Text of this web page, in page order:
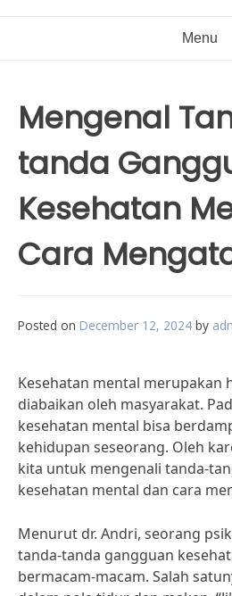
Menu
Mengenal
tanda
Kesehatan
Cara
Posted on December 12, 2024 by
Kesehatan mental merupakan
diabaikan oleh masyarakat.
kesehatan mental bisa
kehidupan seseorang. Oleh
kita untuk mengenali tanda-
kesehatan mental dan cara
Menurut dr. Andri, seorang
tanda-tanda gangguan
bermacam-macam. Salah